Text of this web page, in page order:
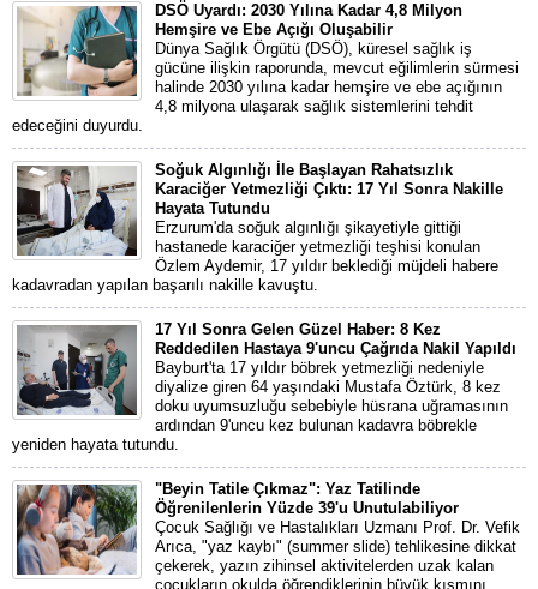
DSÖ Uyardı: 2030 Yılına Kadar 4,8 Milyon
Hemşire ve Ebe Açığı Oluşabilir
Dünya Sağlık Örgütü (DSÖ), küresel sağlık iş
gücüne ilişkin raporunda, mevcut eğilimlerin sürmesi
halinde 2030 yılına kadar hemşire ve ebe açığının
4,8 milyona ulaşarak sağlık sistemlerini tehdit
edeceğini duyurdu.
Soğuk Algınlığı İle Başlayan Rahatsızlık
Karaciğer Yetmezliği Çıktı: 17 Yıl Sonra Nakille
Hayata Tutundu
Erzurum'da soğuk algınlığı şikayetiyle gittiği
hastanede karaciğer yetmezliği teşhisi konulan
Özlem Aydemir, 17 yıldır beklediği müjdeli habere
kadavradan yapılan başarılı nakille kavuştu.
17 Yıl Sonra Gelen Güzel Haber: 8 Kez
Reddedilen Hastaya 9'uncu Çağrıda Nakil Yapıldı
Bayburt'ta 17 yıldır böbrek yetmezliği nedeniyle
diyalize giren 64 yaşındaki Mustafa Öztürk, 8 kez
doku uyumsuzluğu sebebiyle hüsrana uğramasının
ardından 9'uncu kez bulunan kadavra böbrekle
yeniden hayata tutundu.
"Beyin Tatile Çıkmaz": Yaz Tatilinde
Öğrenilenlerin Yüzde 39'u Unutulabiliyor
Çocuk Sağlığı ve Hastalıkları Uzmanı Prof. Dr. Vefik
Arıca, "yaz kaybı" (summer slide) tehlikesine dikkat
çekerek, yazın zihinsel aktivitelerden uzak kalan
çocukların okulda öğrendiklerinin büyük kısmını